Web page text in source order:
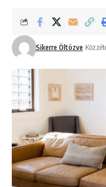
Sikerre Öltözve